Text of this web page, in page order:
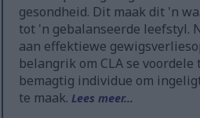
gesondheid. Dit maak dit 'n
tot 'n gebalanseerde leefstyl.
aan effektiewe
belangrik om CLA se
bemagtig individue om
te maak.Lees meer...